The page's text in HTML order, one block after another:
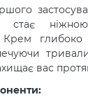
стає
Крем
вас